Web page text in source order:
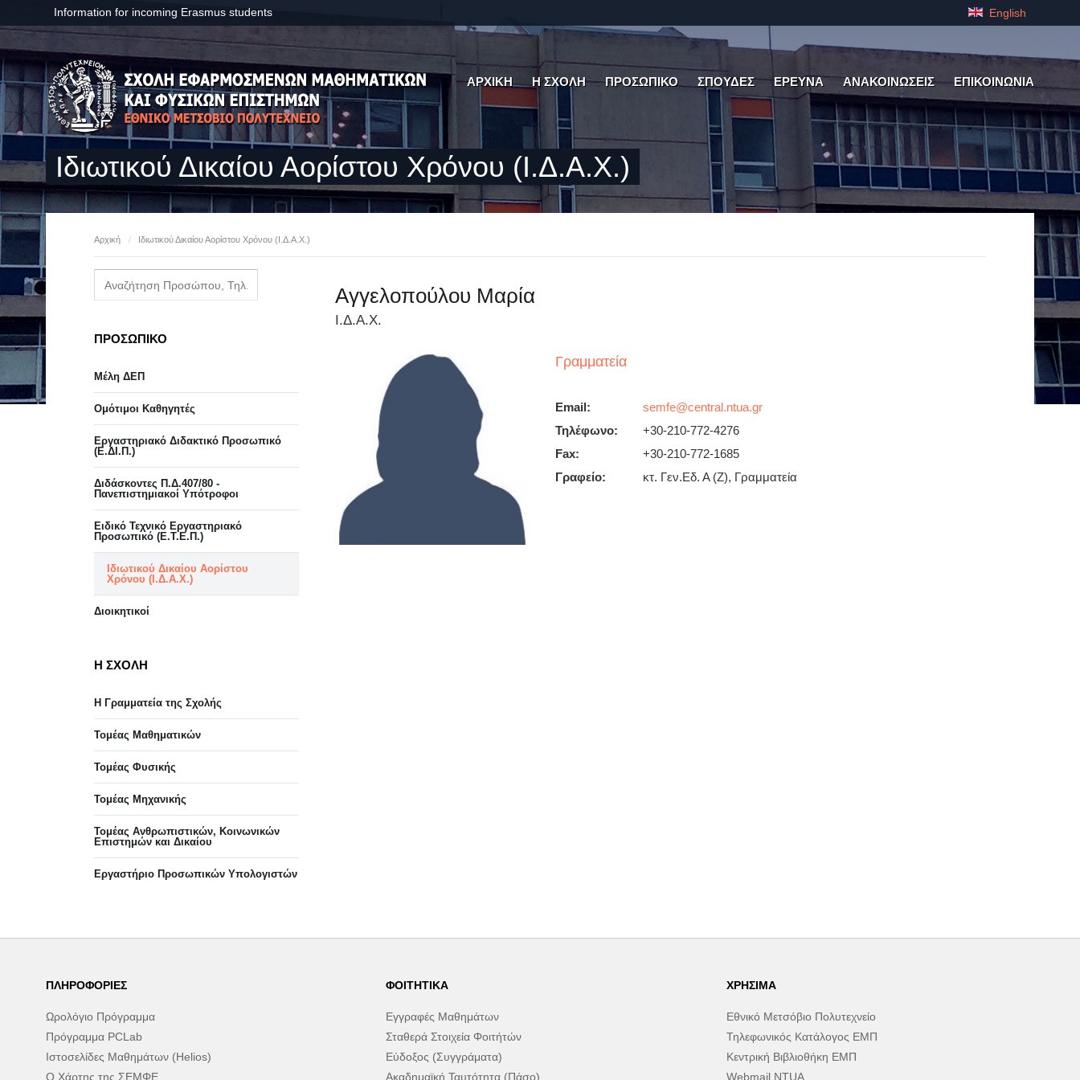
Information for incoming Erasmus students English
ΑΡΧΙΚΗ Η ΣΧΟΛΗ ΠΡΟΣΩΠΙΚΟ ΣΠΟΥΔΕΣ ΕΡΕΥΝΑ ΑΝΑΚΟΙΝΩΣΕΙΣ ΕΠΙΚΟΙΝΩΝΙΑ
Ιδιωτικού Δικαίου Αορίστου Χρόνου (Ι.Δ.Α.Χ.)
Αρχική / Ιδιωτικού Δικαίου Αορίστου Χρόνου (Ι.Δ.Α.Χ.)
Αγγελοπούλου Μαρία
Ι.Δ.Α.Χ.
Γραμματεία
Email:
Τηλέφωνο:
+30-210-772-4276
Fax:
+30-210-772-1685
Γραφείο:
κτ. Γεν.Εδ. Α (Ζ), Γραμματεία
ΠΡΟΣΩΠΙΚΟ
Μέλη ΔΕΠ
Ομότιμοι Καθηγητές
Εργαστηριακό Διδακτικό Προσωπικό
(Ε.ΔΙ.Π.)
Διδάσκοντες Π.Δ.407/80 -
Πανεπιστημιακοί Υπότροφοι
Ειδικό Τεχνικό Εργαστηριακό
Προσωπικό (Ε.Τ.Ε.Π.)
Ιδιωτικού Δικαίου Αορίστου
Χρόνου (Ι.Δ.Α.Χ.)
Διοικητικοί
Η ΣΧΟΛΗ
Η Γραμματεία της Σχολής
Τομέας Μαθηματικών
Τομέας Φυσικής
Τομέας Μηχανικής
Τομέας Ανθρωπιστικών, Κοινωνικών
Επιστημών και Δικαίου
Eργαστήριo Προσωπικών Υπολογιστών
ΠΛΗΡΟΦΟΡΊΕΣ
Ωρολόγιο Πρόγραμμα
Πρόγραμμα PCLab
Ιστοσελίδες Μαθημάτων (Helios)
Ο Χάρτης της ΣΕΜΦΕ
ΦΟΙΤΗΤΙΚΆ
Εγγραφές Μαθημάτων
Σταθερά Στοιχεία Φοιτήτών
Εύδοξος (Συγγράματα)
Ακαδημαϊκή Ταυτότητα (Πάσο)
ΧΡΉΣΙΜΑ
Εθνικό Μετσόβιο Πολυτεχνείο
Τηλεφωνικός Κατάλογος ΕΜΠ
Κεντρική Βιβλιοθήκη ΕΜΠ
Webmail NTUA